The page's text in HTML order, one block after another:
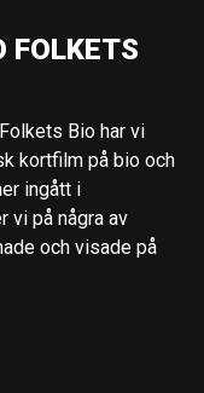
FOLKETS
Bio har vi
kortfilm på bio och
ingått i
vi på några av
och visade på